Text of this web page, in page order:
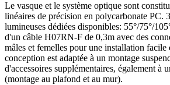
Le vasque et le système optique sont
linéaires de précision en polycarbonate PC.
lumineuses dédiées disponibles: 55°/75°/
d'un câble H07RN-F de 0,3m avec des
mâles et femelles pour une installation facile
conception est adaptée à un montage
d'accessoires supplémentaires, également à
(montage au plafond et au mur).